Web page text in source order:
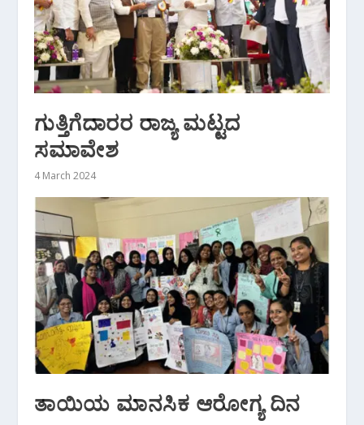
ಗುತ್ತಿಗೆದಾರರ ರಾಜ್ಯ ಮಟ್ಟದ
ಸಮಾವೇಶ
4 March 2024
ತಾಯಿಯ ಮಾನಸಿಕ ಆರೋಗ್ಯ ದಿನ